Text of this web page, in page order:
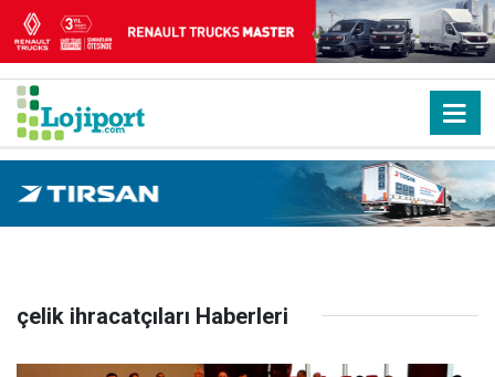
çelik ihracatçıları Haberleri